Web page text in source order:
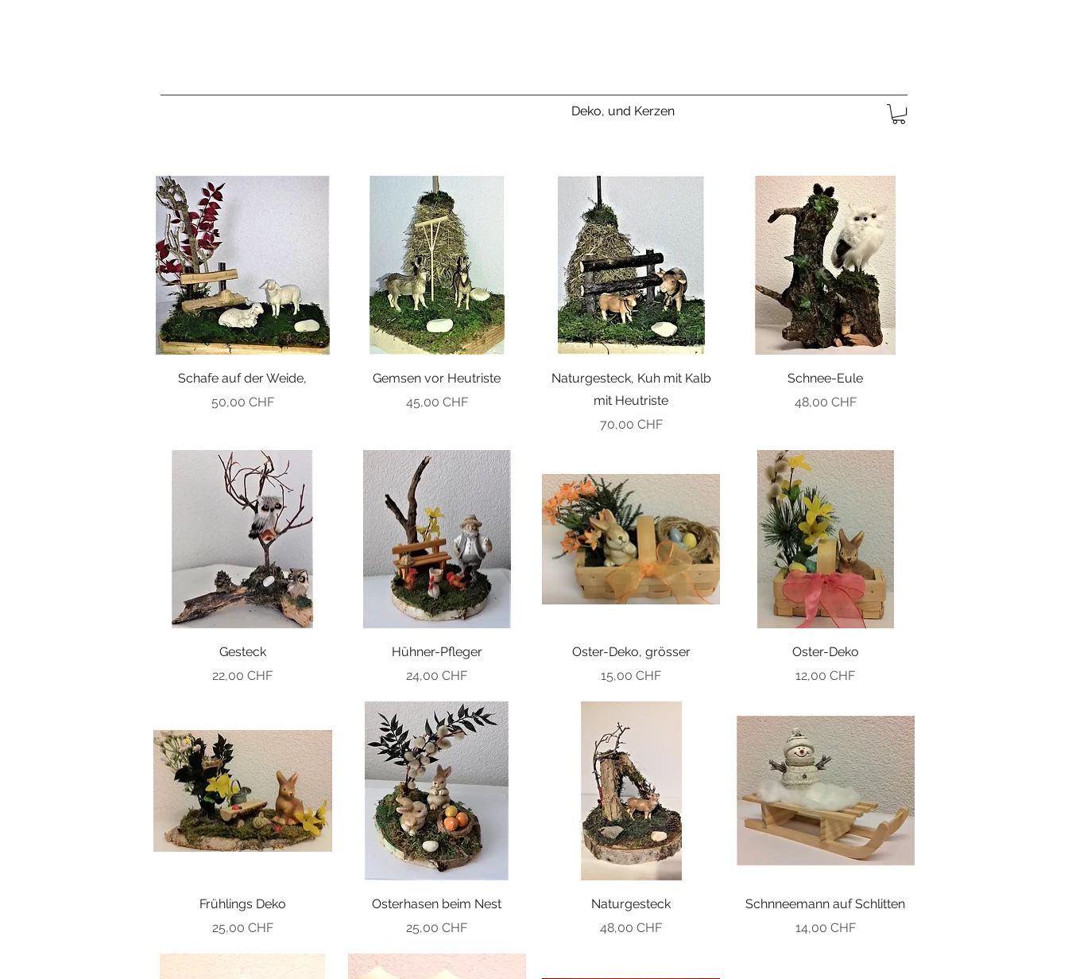
Deko, und Kerzen
Schafe auf der Weide,
Preis
50,00 CHF
Gemsen vor Heutriste
Preis
45,00 CHF
Naturgesteck, Kuh mit Kalb
mit Heutriste
Preis
70,00 CHF
Schnee-Eule
Preis
48,00 CHF
Gesteck
Preis
22,00 CHF
Hühner-Pfleger
Preis
24,00 CHF
Oster-Deko, grösser
Preis
15,00 CHF
Oster-Deko
Preis
12,00 CHF
Frühlings Deko
Preis
25,00 CHF
Osterhasen beim Nest
Preis
25,00 CHF
Naturgesteck
Preis
48,00 CHF
Schnneemann auf Schlitten
Preis
14,00 CHF